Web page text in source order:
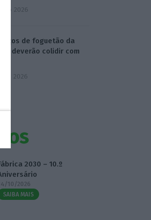
2026
de foguetão da
deverão colidir com
2026
2030 – 10.º
10/2026
SAIBA MAIS